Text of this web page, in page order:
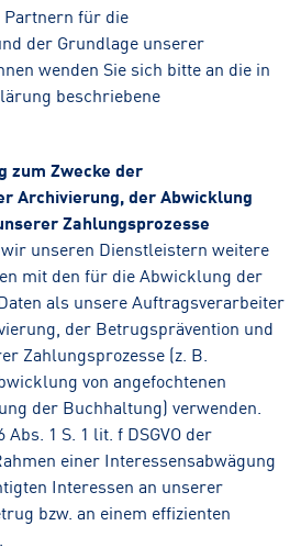
Partnern für die
der Grundlage unserer
wenden Sie sich bitte an die in
beschriebene
zum Zwecke der
Archivierung, der Abwicklung
Zahlungsprozesse
unseren Dienstleistern weitere
mit den für die Abwicklung der
als unsere Auftragsverarbeiter
der Betrugsprävention und
Zahlungsprozesse (z. B.
von angefochtenen
der Buchhaltung) verwenden.
1 S. 1 lit. f DSGVO der
einer Interessensabwägung
Interessen an unserer
bzw. an einem effizienten